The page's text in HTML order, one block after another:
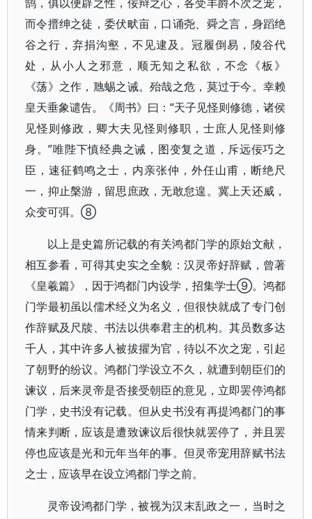
而令搢绅之徒，委伏畎亩，口诵尧、舜之言，身蹈绝
谷之行，弃捐沟壑，不见逮及。冠履倒易，陵谷代
处，从小人之邪意，顺无知之私欲，不念《板》
《荡》之作，虺蜴之诫。殆哉之危，莫过于今。幸赖
皇天垂象谴告。《周书》曰：“天子见怪则修德，诸侯
见怪则修政，卿大夫见怪则修职，士庶人见怪则修
身。”唯陛下慎经典之诫，图变复之道，斥远佞巧之
臣，速征鹤鸣之士，内亲张仲，外任山甫，断绝尺
一，抑止槃游，留思庶政，无敢怠遑。冀上天还威，
众变可弭。⑧
以上是史篇所记载的有关鸿都门学的原始文献，
相互参看，可得其史实之全貌：汉灵帝好辞赋，曾著
《皇羲篇》，因于鸿都门内设学，招集学士⑨。鸿都
门学最初虽以儒术经义为名义，但很快就成了专门创
作辞赋及尺牍、书法以供奉君主的机构。其员数多达
千人，其中许多人被拔擢为官，待以不次之宠，引起
了朝野的纷议。鸿都门学设立不久，就遭到朝臣们的
谏议，后来灵帝是否接受朝臣的意见，立即罢停鸿都
门学，史书没有记载。但从史书没有再提鸿都门的事
情来判断，应该是遭致谏议后很快就罢停了，并且罢
停也应该是光和元年当年的事。但灵帝宠用辞赋书法
之士，应该早在设立鸿都门学之前。
灵帝设鸿都门学，被视为汉末乱政之一，当时之